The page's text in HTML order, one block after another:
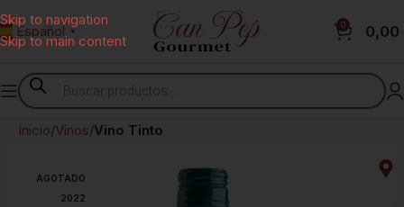
Skip to navigation
Skip to main content
Español ▼
0 0,00
Inicio Vinos Vino Tinto
AGOTADO
2022